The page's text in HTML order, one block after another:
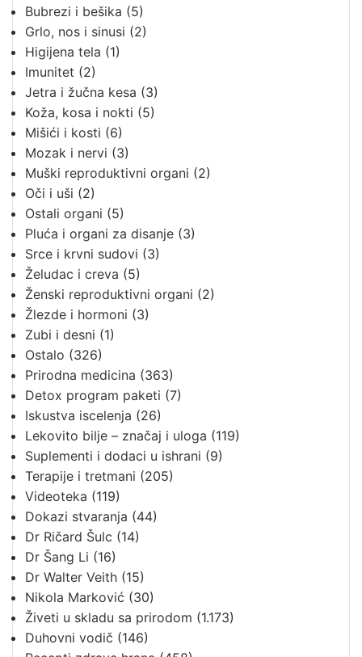
Bubrezi i bešika (5)
Grlo, nos i sinusi (2)
Higijena tela (1)
Imunitet (2)
Jetra i žučna kesa (3)
Koža, kosa i nokti (5)
Mišići i kosti (6)
Mozak i nervi (3)
Muški reproduktivni organi (2)
Oči i uši (2)
Ostali organi (5)
Pluća i organi za disanje (3)
Srce i krvni sudovi (3)
Želudac i creva (5)
Ženski reproduktivni organi (2)
Žlezde i hormoni (3)
Zubi i desni (1)
Ostalo (326)
Prirodna medicina (363)
Detox program paketi (7)
Iskustva iscelenja (26)
Lekovito bilje – značaj i uloga (119)
Suplementi i dodaci u ishrani (9)
Terapije i tretmani (205)
Videoteka (119)
Dokazi stvaranja (44)
Dr Ričard Šulc (14)
Dr Šang Li (16)
Dr Walter Veith (15)
Nikola Marković (30)
Živeti u skladu sa prirodom (1.173)
Duhovni vodič (146)